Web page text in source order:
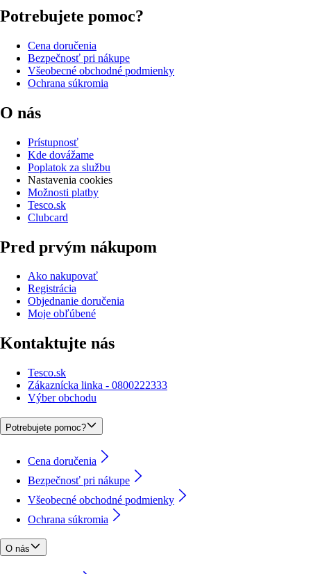
Potrebujete pomoc?
Cena doručenia
Bezpečnosť pri nákupe
Všeobecné obchodné podmienky
Ochrana súkromia
O nás
Prístupnosť
Kde dovážame
Poplatok za službu
Nastavenia cookies
Možnosti platby
Tesco.sk
Clubcard
Pred prvým nákupom
Ako nakupovať
Registrácia
Objednanie doručenia
Moje obľúbené
Kontaktujte nás
Tesco.sk
Zákaznícka linka - 0800222333
Výber obchodu
Potrebujete pomoc?
Cena doručenia
Bezpečnosť pri nákupe
Všeobecné obchodné podmienky
Ochrana súkromia
O nás